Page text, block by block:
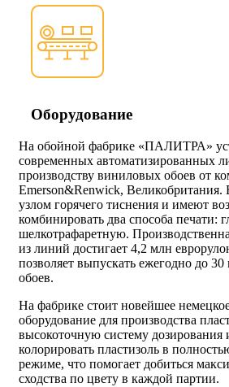
Оборудование
На обойной фабрике «ПАЛИТРА»
современных автоматизированных
производству виниловых обоев от
Emerson&Renwick,
узлом горячего тиснения и имеют
комбинировать два способа печати:
шелкотрафаретную.
из линий достигает 4,2 млн
позволяет выпускать ежегодно до
обоев.
На фабрике стоит новейшее
оборудование для производства
высокоточную систему дозирования
колорировать пластизоль в
режиме, что помогает добиться
сходства по цвету в каждой партии.